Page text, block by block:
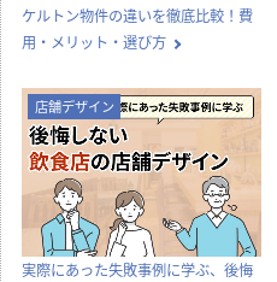
ケルトン物件の違いを徹底比較！費
用・メリット・選び方
店舗デザイン
実際にあった失敗事例に学ぶ、後悔